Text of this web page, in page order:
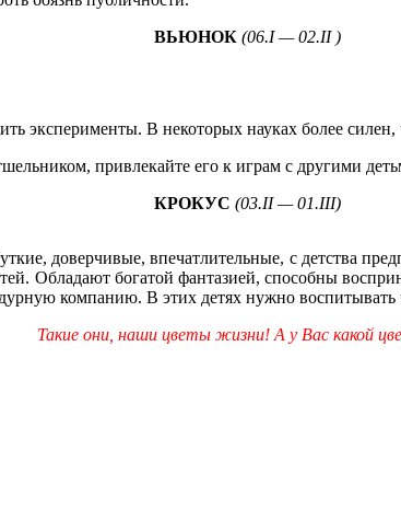
ВЬЮНОК (06.I — 02.II )
эксперименты. В некоторых науках более силен,
привлекайте его к играм с другими
КРОКУС (03.II — 01.III)
доверчивые, впечатлительные, с детства
Обладают богатой фантазией, способны
компанию. В этих детях нужно воспитывать
Такие они, наши цветы жизни! А у Вас какой